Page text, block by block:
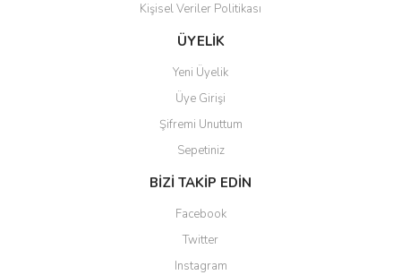
Gönder
Kişisel Veriler Politikası
ÜYELİK
Yeni Üyelik
Üye Girişi
Şifremi Unuttum
Sepetiniz
BİZİ TAKİP EDİN
Facebook
Twitter
Instagram